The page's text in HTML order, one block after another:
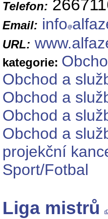
Telefon:
Email: info
URL:
kategorie:
Obchod a
Obchod a
Obchod a
Obchod a
projekční
Sport/Fotbal
Liga mistrů